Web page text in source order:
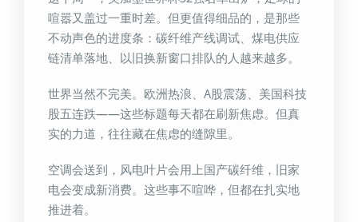
喧嚣又盖过一重时差。但更值得细品的，是那些
不动声色的进度条：碳纤维产线调试、煤电供应
链清单落地、以旧换新窗口排队的人越来越多。
世界当然不完美。欧洲热浪、A股震荡、美国科技
股五连跌——这些标题每天都在刷新焦虑。但真
实的力道，往往藏在焦虑的缝隙里。
空调会送到，风电叶片会用上国产碳纤维，旧家
电会变成新消费。这些事不喧哗，但都在扎实地
推进着。